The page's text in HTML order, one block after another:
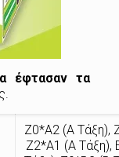
έφτασαν τα
Ζ0*Α2 (Α Τάξη),
Ζ2*Α1 (Α